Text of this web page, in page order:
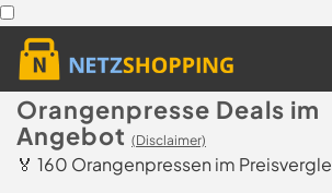
Orangenpresse Deals im
Angebot (Disclaimer)
🏅 160 Orangenpressen im